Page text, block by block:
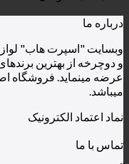
درباره ما
وبسایت "اسپرت هاب"
عرضه مینماید. فروشگاه
میباشد.
نماد اعتماد الکترونیک
تماس با ما